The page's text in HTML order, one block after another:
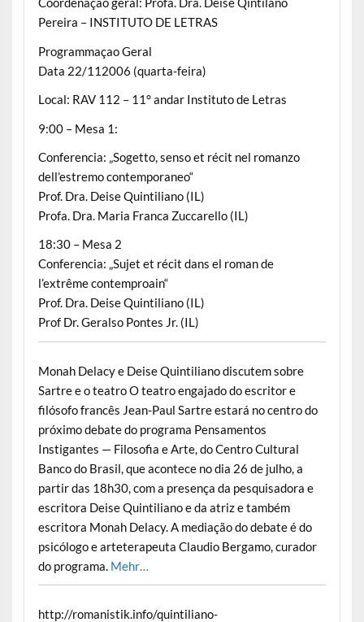
Pereira – INSTITUTO DE LETRAS
Programmaçao Geral
Data 22/112006 (quarta-feira)
Local: RAV 112 – 11° andar Instituto de Letras
9:00 – Mesa 1:
Conferencia: „Sogetto, senso et récit nel romanzo
dell’estremo contemporaneo“
Prof. Dra. Deise Quintiliano (IL)
Profa. Dra. Maria Franca Zuccarello (IL)
18:30 – Mesa 2
Conferencia: „Sujet et récit dans el roman de
l’extrême contemproain“
Prof. Dra. Deise Quintiliano (IL)
Prof Dr. Geralso Pontes Jr. (IL)
Monah Delacy e Deise Quintiliano discutem sobre
Sartre e o teatroO teatro engajado do escritor e
filósofo francês Jean-Paul Sartre estará no centro do
próximo debate do programa Pensamentos
Instigantes — Filosofia e Arte, do Centro Cultural
Banco do Brasil, que acontece no dia 26 de julho, a
partir das 18h30, com a presença da pesquisadora e
escritora Deise Quintiliano e da atriz e também
escritora Monah Delacy. A mediação do debate é do
psicólogo e arteterapeuta Claudio Bergamo, curador
do programa. Mehr…
http://romanistik.info/quintiliano-